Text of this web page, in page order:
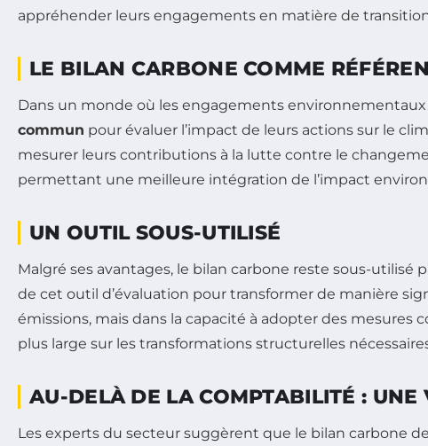
appréhender leurs engagements en matière de
LE BILAN CARBONE COMME
Dans un monde où les engagements
commun pour évaluer l’impact de leurs actions sur le
mesurer leurs contributions à la lutte contre le
permettant une meilleure intégration de l’impact
UN OUTIL SOUS-UTILISÉ
Malgré ses avantages, le bilan carbone reste sous-
de cet outil d’évaluation pour transformer de manière
émissions, mais dans la capacité à adopter des
plus large sur les transformations structurelles
AU-DELÀ DE LA COMPTABILITÉ : UNE
Les experts du secteur suggèrent que le bilan carbone